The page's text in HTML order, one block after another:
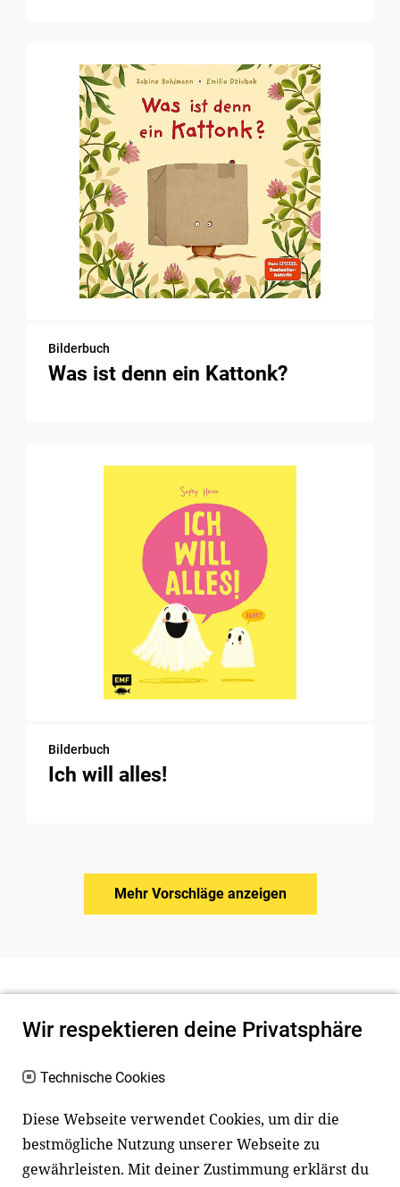
Bilderbuch
Was ist denn ein Kattonk?
Bilderbuch
Ich will alles!
Mehr Vorschläge anzeigen
Newsletter
Wir respektieren deine Privatsphäre
Technische Cookies
Diese Webseite verwendet Cookies, um dir die
bestmögliche Nutzung unserer Webseite zu
gewährleisten. Mit deiner Zustimmung erklärst du